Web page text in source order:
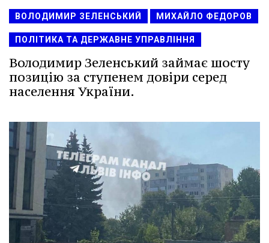
ВОЛОДИМИР ЗЕЛЕНСЬКИЙ МИХАЙЛО ФЕДОРОВ
ПОЛІТИКА ТА ДЕРЖАВНЕ УПРАВЛІННЯ
Володимир Зеленський займає шосту
позицію за ступенем довіри серед
населення України.